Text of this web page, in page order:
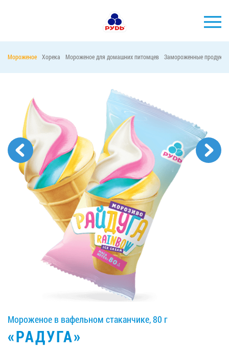
ПРОДУКЦИЯ
КОМПАНИЯ
ПОТРЕБИТЕЛЯМ
АКЦИИ
ПРЕСС-ЦЕНТР
ХОРЕКА
Тендерные закупки
Контакты
Вакансии
ЗАКАЗАТЬ ПРОДУКЦИЮ «РУДЬ»:
СТАТЬ ПАРТНЕРОМ
Мороженое Хорека Мороженое для домашних питомцев Замороженные продукты
Мороженое в вафельном стаканчике, 80 г
«РАДУГА»